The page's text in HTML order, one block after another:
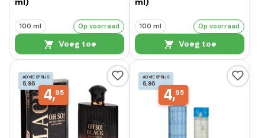
100 ml Op voorraad
Voeg toe
100 ml Op voorraad
Voeg toe
ADVIESPRIJS
5,95
4,95
ADVIESPRIJS
5,95
4,95